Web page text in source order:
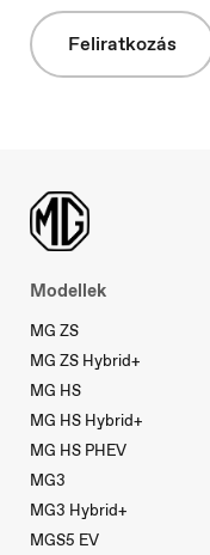
Slovakia
Feliratkozás
Modellek
MG ZS
MG ZS Hybrid+
MG HS
MG HS Hybrid+
MG HS PHEV
MG3
MG3 Hybrid+
MGS5 EV